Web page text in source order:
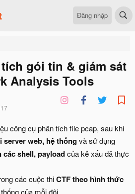
Đăng nhập
gói tin & giám sát
Analysis Tools
công cụ phân tích file pcap, sau khi
server web, hệ thốngvà sử dụng
các shell, payloadcủa kẻ xấu đã thực
các cuộc thiCTF theo hình thức
của mỗi đội.